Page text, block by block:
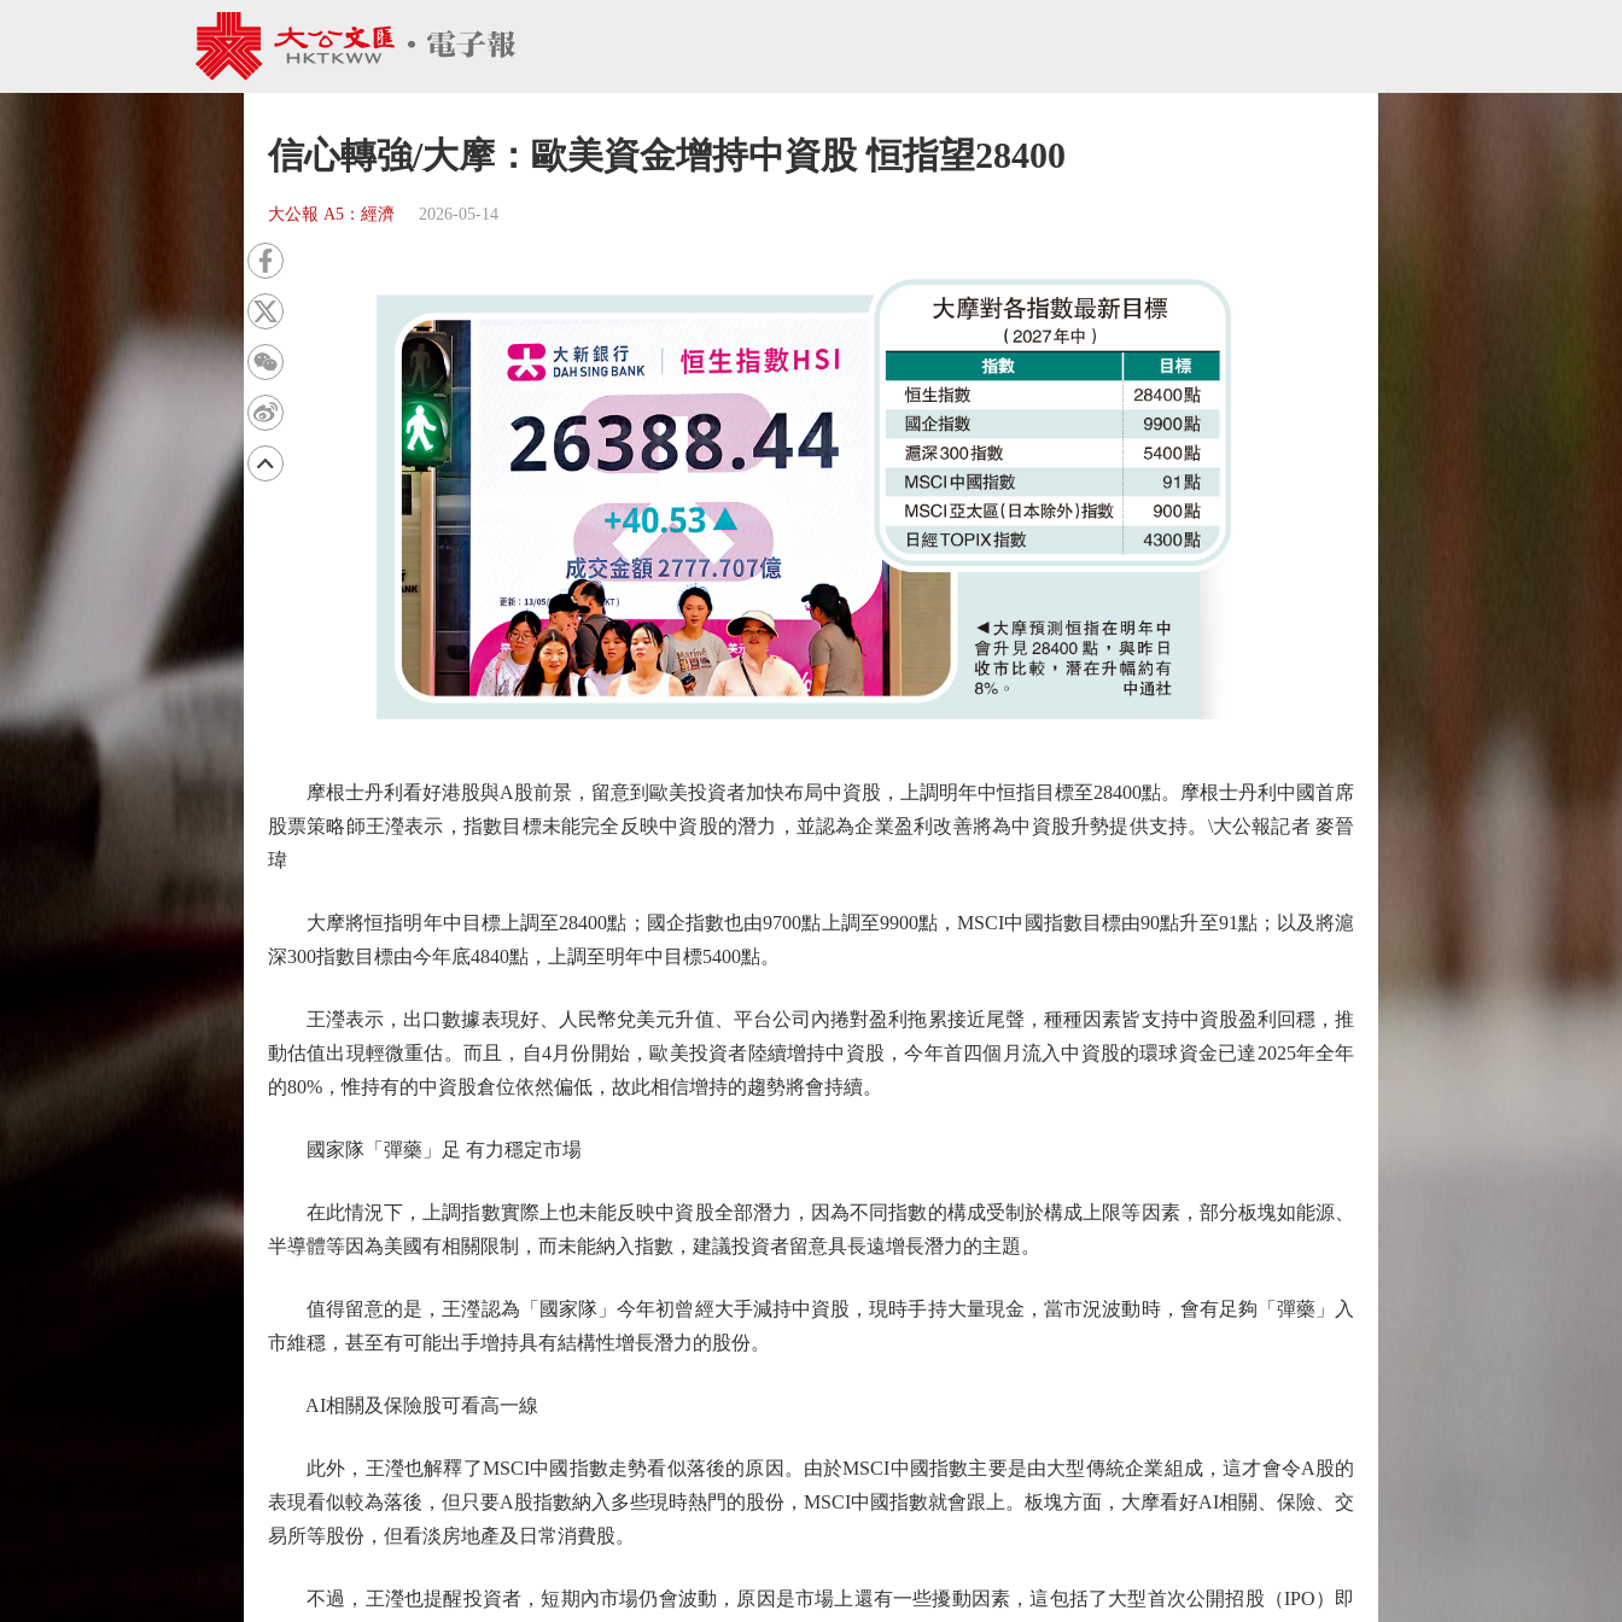
信心轉強/大摩：歐美資金增持中資股 恒指望28400
大公報 A5：經濟 2026-05-14
摩根士丹利看好港股與A股前景，留意到歐美投資者加快布局中資股，上調明年中恒指目標至28400點。摩根士丹利中國首席
股票策略師王瀅表示，指數目標未能完全反映中資股的潛力，並認為企業盈利改善將為中資股升勢提供支持。\大公報記者 麥晉
瑋
大摩將恒指明年中目標上調至28400點；國企指數也由9700點上調至9900點，MSCI中國指數目標由90點升至91點；以及將滬
深300指數目標由今年底4840點，上調至明年中目標5400點。
王瀅表示，出口數據表現好、人民幣兌美元升值、平台公司內捲對盈利拖累接近尾聲，種種因素皆支持中資股盈利回穩，推
動估值出現輕微重估。而且，自4月份開始，歐美投資者陸續增持中資股，今年首四個月流入中資股的環球資金已達2025年全年
的80%，惟持有的中資股倉位依然偏低，故此相信增持的趨勢將會持續。
國家隊「彈藥」足 有力穩定市場
在此情況下，上調指數實際上也未能反映中資股全部潛力，因為不同指數的構成受制於構成上限等因素，部分板塊如能源、
半導體等因為美國有相關限制，而未能納入指數，建議投資者留意具長遠增長潛力的主題。
值得留意的是，王瀅認為「國家隊」今年初曾經大手減持中資股，現時手持大量現金，當市況波動時，會有足夠「彈藥」入
市維穩，甚至有可能出手增持具有結構性增長潛力的股份。
AI相關及保險股可看高一線
此外，王瀅也解釋了MSCI中國指數走勢看似落後的原因。由於MSCI中國指數主要是由大型傳統企業組成，這才會令A股的
表現看似較為落後，但只要A股指數納入多些現時熱門的股份，MSCI中國指數就會跟上。板塊方面，大摩看好AI相關、保險、交
易所等股份，但看淡房地產及日常消費股。
不過，王瀅也提醒投資者，短期內市場仍會波動，原因是市場上還有一些擾動因素，這包括了大型首次公開招股（IPO）即